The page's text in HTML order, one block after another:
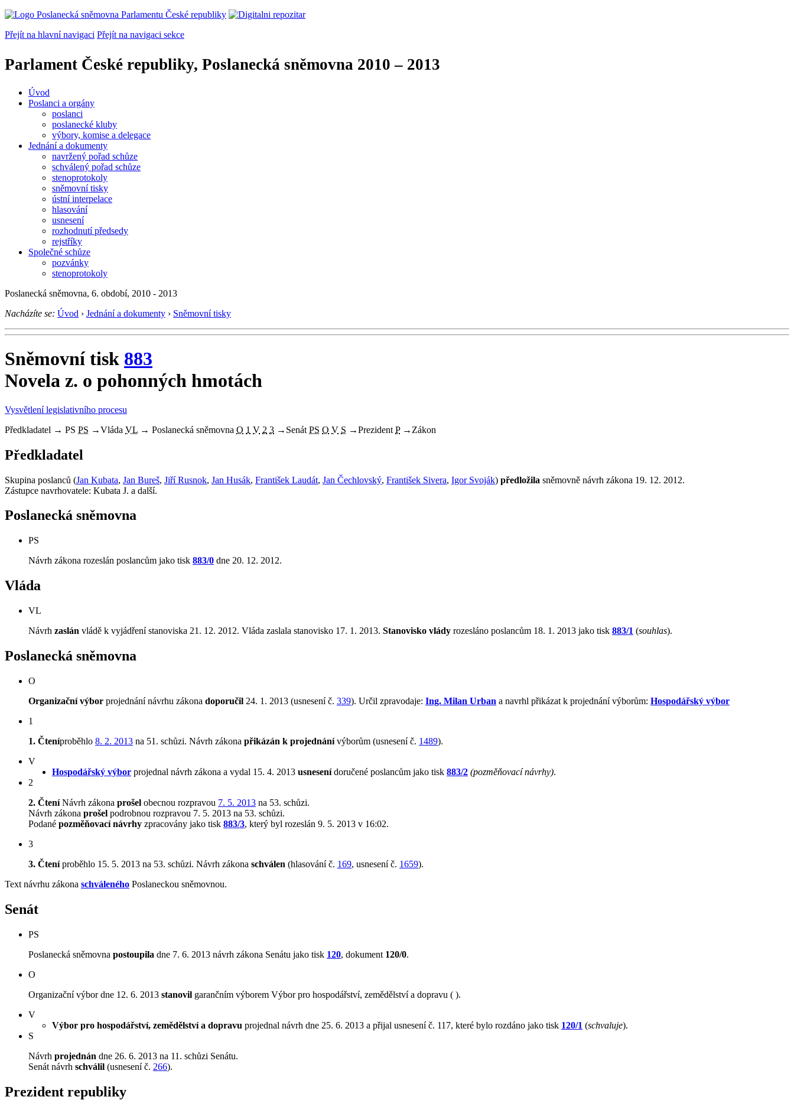
Přejít na hlavní navigaci Přejít na navigaci sekce
Parlament České republiky, Poslanecká sněmovna 2010 – 2013
Úvod
Poslanci a orgány
poslanci
poslanecké kluby
výbory, komise a delegace
Jednání a dokumenty
navržený pořad schůze
schválený pořad schůze
stenoprotokoly
sněmovní tisky
ústní interpelace
hlasování
usnesení
rozhodnutí předsedy
rejstříky
Společné schůze
pozvánky
stenoprotokoly
Poslanecká sněmovna, 6. období, 2010 - 2013
Nacházíte se: Úvod › Jednání a dokumenty › Sněmovní tisky
Sněmovní tisk 883
Novela z. o pohonných hmotách
Vysvětlení legislativního procesu
Předkladatel → PS PS →Vláda VL → Poslanecká sněmovna O 1 V 2 3 → Senát PS O V S →Prezident P → Zákon
Předkladatel
Skupina poslanců (Jan Kubata, Jan Bureš, Jiří Rusnok, Jan Husák, František Laudát, Jan Čechlovský, František Sivera, Igor Svoják) předložila sněmovně návrh zákona 19. 12. 2012.
Zástupce navrhovatele: Kubata J. a další.
Poslanecká sněmovna
PS
Návrh zákona rozeslán poslancům jako tisk 883/0 dne 20. 12. 2012.
Vláda
VL
Návrh zaslán vládě k vyjádření stanoviska 21. 12. 2012. Vláda zaslala stanovisko 17. 1. 2013. Stanovisko vlády rozesláno poslancům 18. 1. 2013 jako tisk 883/1 (souhlas).
Poslanecká sněmovna
O
Organizační výbor projednání návrhu zákona doporučil 24. 1. 2013 (usnesení č. 339). Určil zpravodaje: Ing. Milan Urban a navrhl přikázat k projednání výborům: Hospodářský výbor
1
1. Čteníproběhlo 8. 2. 2013 na 51. schůzi. Návrh zákona přikázán k projednánívýborům (usnesení č. 1489).
V
Hospodářský výbor projednal návrh zákona a vydal 15. 4. 2013 usnesenídoručené poslancům jako tisk 883/2 (pozměňovací návrhy).
2
2. ČteníNávrh zákona prošel obecnou rozpravou 7. 5. 2013 na 53. schůzi.
Návrh zákona prošel podrobnou rozpravou 7. 5. 2013 na 53. schůzi.
Podané pozměňovací návrhy zpracovány jako tisk 883/3, který byl rozeslán 9. 5. 2013 v 16:02.
3
3. Čteníproběhlo 15. 5. 2013 na 53. schůzi. Návrh zákona schválen (hlasování č. 169, usnesení č. 1659).
Text návrhu zákona schváleného Poslaneckou sněmovnou.
Senát
PS
Poslanecká sněmovna postoupila dne 7. 6. 2013 návrh zákona Senátu jako tisk 120, dokument 120/0.
O
Organizační výbor dne 12. 6. 2013 stanovil garančním výborem Výbor pro hospodářství, zemědělství a dopravu ( ).
V
Výbor pro hospodářství, zemědělství a dopravu projednal návrh dne 25. 6. 2013 a přijal usnesení č. 117, které bylo rozdáno jako tisk 120/1 (schvaluje).
S
Návrh projednán dne 26. 6. 2013 na 11. schůzi Senátu.
Senát návrh schválil (usnesení č. 266).
Prezident republiky